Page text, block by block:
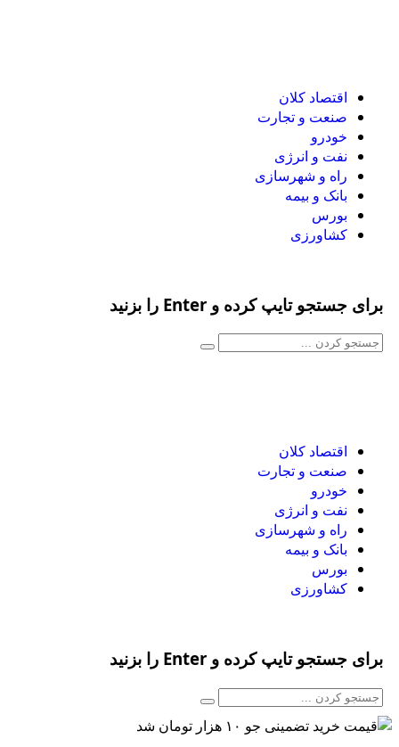
اقتصاد کلان
صنعت و تجارت
خودرو
نفت و انرژی
راه و شهرسازی
بانک و بیمه
بورس
کشاورزی
برای جستجو تایپ کرده و Enter را بزنید
اقتصاد کلان
صنعت و تجارت
خودرو
نفت و انرژی
راه و شهرسازی
بانک و بیمه
بورس
کشاورزی
برای جستجو تایپ کرده و Enter را بزنید